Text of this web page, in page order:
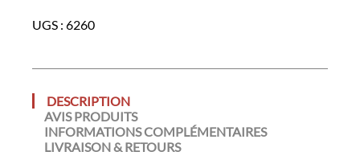
UGS : 6260
DESCRIPTION
AVIS PRODUITS
INFORMATIONS COMPLÉMENTAIRES
LIVRAISON & RETOURS